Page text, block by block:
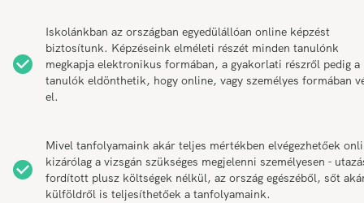
Iskolánkban az országban egyedülállóan online képzést
biztosítunk. Képzéseink elméleti részét minden tanulónk
megkapja elektronikus formában, a gyakorlati részről pedig a
tanulók eldönthetik, hogy online, vagy személyes formában
el.
Mivel tanfolyamaink akár teljes mértékben elvégezhetőek
kizárólag a vizsgán szükséges megjelenni személyesen -
fordított plusz költségek nélkül, az ország egészéből, sőt
külföldről is teljesíthetőek a tanfolyamaink.